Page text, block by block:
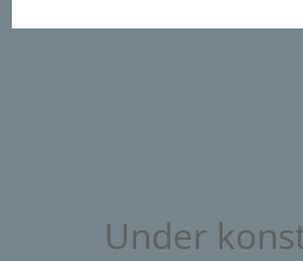
Under